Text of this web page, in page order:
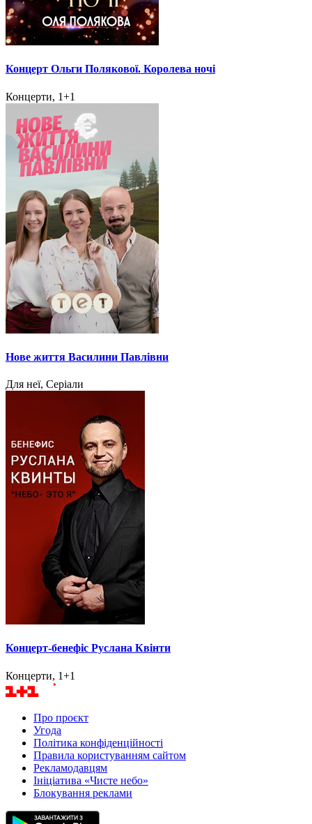
Концерт Ольги Полякової. Королева ночі
Концерти, 1+1
Нове життя Василини Павлівни
Для неї, Серіали
Концерт-бенефіс Руслана Квінти
Концерти, 1+1
Про проєкт
Угода
Політика конфіденційності
Правила користуванням сайтом
Рекламодавцям
Ініціатива «Чисте небо»
Блокування реклами